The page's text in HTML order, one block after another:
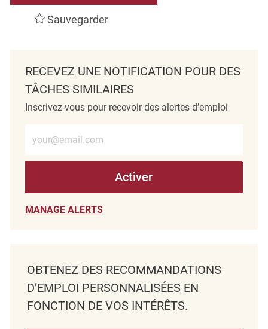
Sauvegarder
RECEVEZ UNE NOTIFICATION POUR DES
TÂCHES SIMILAIRES
Inscrivez-vous pour recevoir des alertes d’emploi
Activer
MANAGE ALERTS
OBTENEZ DES RECOMMANDATIONS
D’EMPLOI PERSONNALISÉES EN
FONCTION DE VOS INTÉRÊTS.